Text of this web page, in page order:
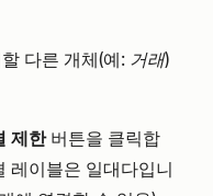
다른 개체(예: 거래)
제한버튼을 클릭합
레이블은 일대다입니